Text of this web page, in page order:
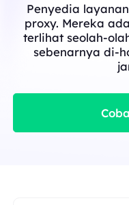
Penyedia
proxy. Mereka
terlihat seolah-
sebenarnya di-